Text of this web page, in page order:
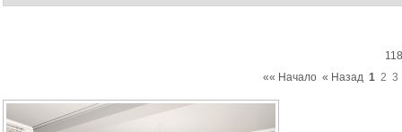
«« Начало « Назад 1 2 3